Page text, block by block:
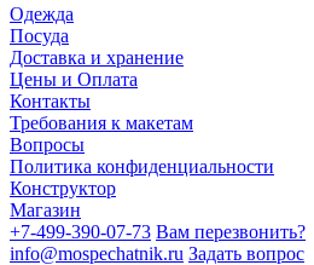
Одежда
Посуда
Доставка и хранение
Цены и Оплата
Контакты
Требования к макетам
Вопросы
Политика конфиденциальности
Конструктор
Магазин
+7-499-390-07-73 Вам перезвонить?
info@mospechatnik.ru Задать вопрос